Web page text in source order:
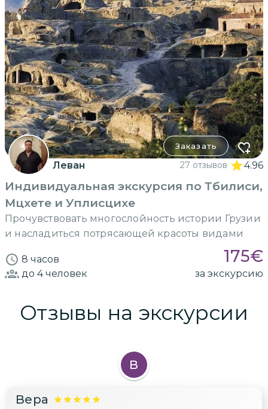
Заказать
Леван 27 отзывов 4.96
Индивидуальная экскурсия по Тбилиси,
Мцхете и Уплисцихе
Прочувствовать многослойность истории Грузии
и насладиться потрясающей красоты видами
8 часов 175€
до 4человек за экскурсию
Отзывы на экскурсии
В
Вера